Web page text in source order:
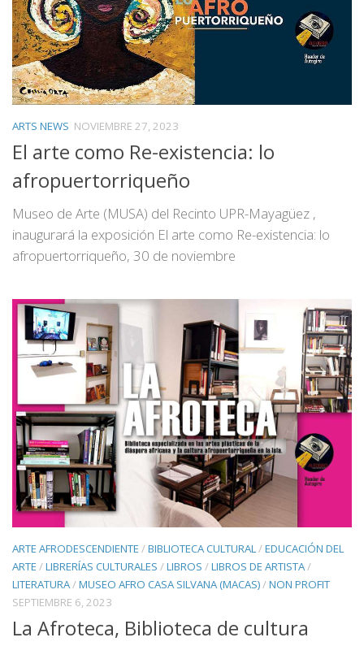
ARTS NEWS NOVIEMBRE 27, 2023
El arte como Re-existencia: lo
afropuertorriqueño
Museo de Arte (MUSA) del Recinto UPR-Mayagüez ,
inaugurará la exposición El arte como Re-existencia: lo
afropuertorriqueño, 30 de noviembre
ARTE AFRODESCENDIENTE /BIBLIOTECA CULTURAL/EDUCACIÓN DEL
ARTE /LIBRERÍAS CULTURALES /LIBROS /LIBROS DE ARTISTA/
LITERATURA/MUSEO AFRO CASA SILVANA (MACAS)/NON PROFIT
SEPTIEMBRE 6, 2023
La Afroteca, Biblioteca de cultura